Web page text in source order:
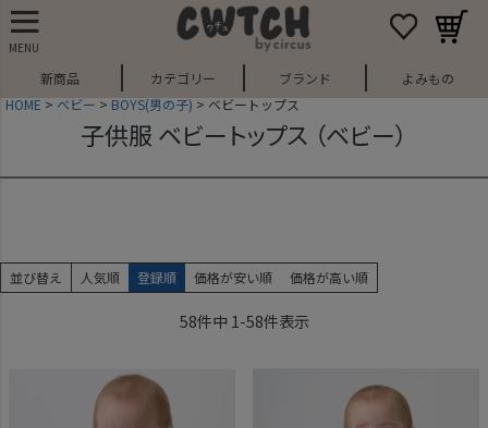
MENU
新商品 カテゴリー ブランド
よみもの
HOME
ベビー BOYS(男の子) ベビートップス
子供服 ベビートップス （ベビー）
並び替え 人気順 登録順 価格が安い順 価格が高い順
58件中 1-58件表示